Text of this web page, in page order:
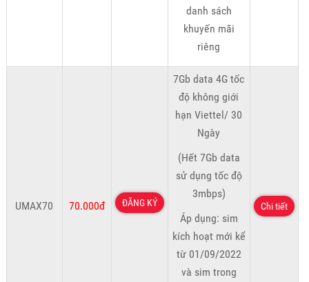
danh sách
khuyến mãi
riêng
UMAX70 70.000đ ĐĂNG KÝ
7Gb data 4G tốc
độ không giới
hạn Viettel/ 30
Ngày
(Hết 7Gb data
sử dụng tốc độ
3mbps)
Áp dụng: sim
kích hoạt mới kể
từ 01/09/2022
và sim trong
Chi tiết